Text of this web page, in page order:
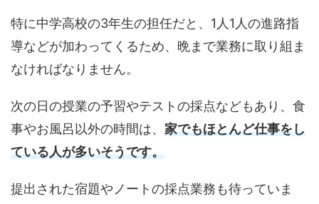
特に中学高校の3年生の担任だと、1人1人の進路指
導などが加わってくるため、晩まで業務に取り組ま
なければなりません。
次の日の授業の予習やテストの採点などもあり、食
事やお風呂以外の時間は、 家でもほとんど仕事をし
ている人が多いそうです。
提出された宿題やノートの採点業務も待っていま